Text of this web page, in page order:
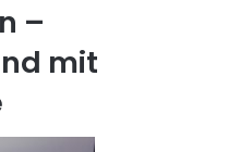
–
mit